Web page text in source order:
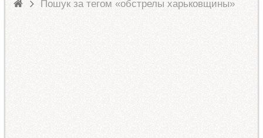
Пошук за тегом «обстрелы харьковщины»